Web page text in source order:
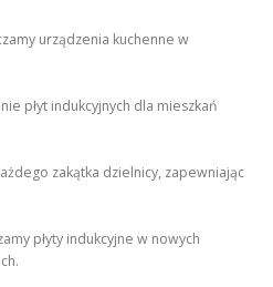
urządzenia kuchenne w
płyt indukcyjnych dla mieszkań
zakątka dzielnicy, zapewniając
płyty indukcyjne w nowych